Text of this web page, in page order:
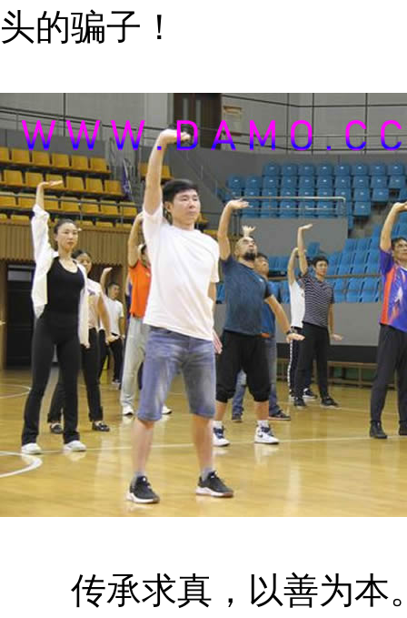
头的骗子！
传承求真，以善为本